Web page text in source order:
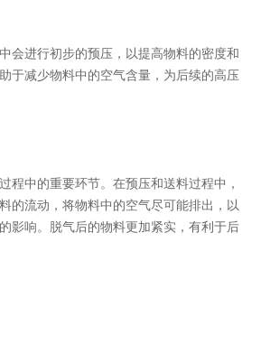
进行初步的预压，以提高物料的密度和
于减少物料中的空气含量，为后续的高压
中的重要环节。在预压和送料过程中，
的流动，将物料中的空气尽可能排出，以
影响。脱气后的物料更加紧实，有利于后